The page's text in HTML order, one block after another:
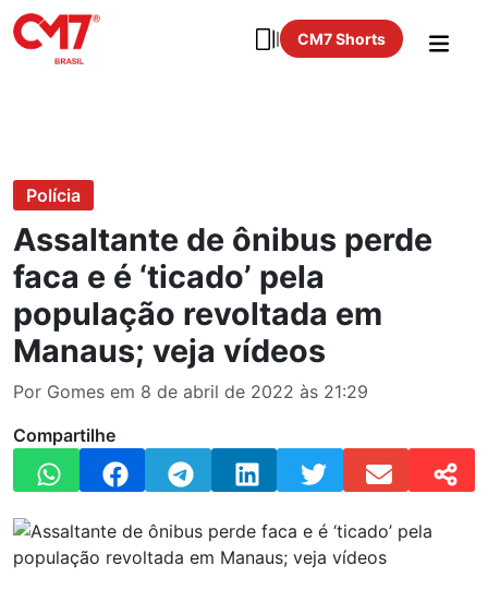
CM7 Shorts
Polícia
Assaltante de ônibus perde
faca e é ‘ticado’ pela
população revoltada em
Manaus; veja vídeos
Por Gomes em 8 de abril de 2022 às 21:29
Compartilhe